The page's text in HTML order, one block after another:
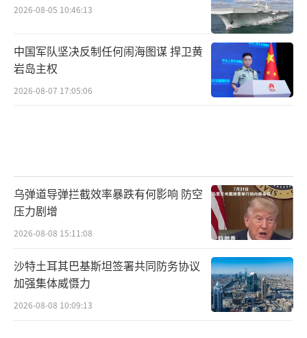
2026-08-05 10:46:13
中国军队坚决反制任何闹海图谋 捍卫黄
岩岛主权
2026-08-07 17:05:06
乌弹道导弹拦截效率暴跌有何影响 防空
压力剧增
2026-08-08 15:11:08
沙特土耳其巴基斯坦签署共同防务协议
加强集体威慑力
2026-08-08 10:09:13